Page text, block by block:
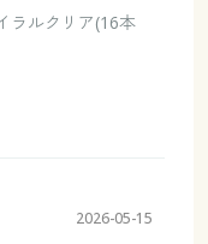
ラルクリア(16本
2026-05-15